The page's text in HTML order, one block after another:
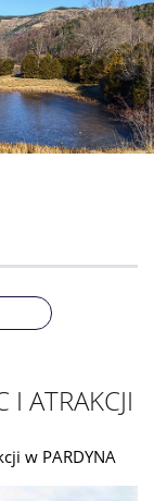
I ATRAKCJI
w PARDYNA